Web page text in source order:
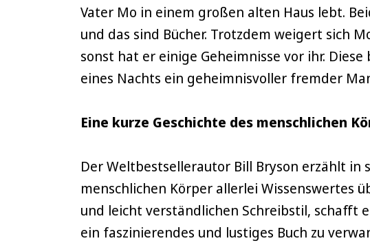
Vater Mo in einem großen alten Haus lebt.
und das sind Bücher. Trotzdem weigert sich
sonst hat er einige Geheimnisse vor ihr.
eines Nachts ein geheimnisvoller fremder
Eine kurze Geschichte des menschlichen
Der Weltbestsellerautor Bill Bryson erzählt in
menschlichen Körper allerlei Wissenswertes
und leicht verständlichen Schreibstil, schafft
ein faszinierendes und lustiges Buch zu